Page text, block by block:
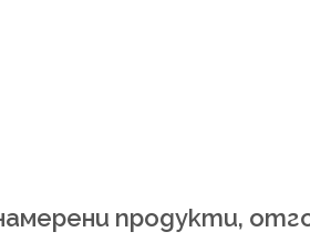
продукти,